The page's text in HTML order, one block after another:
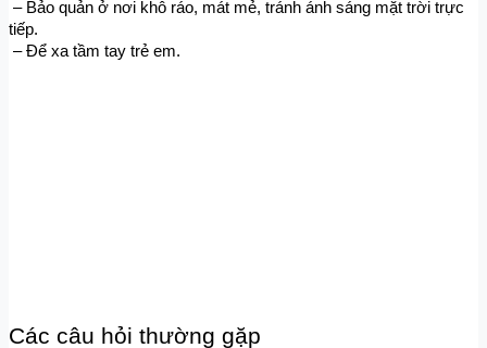
tiếp.
– Để xa tầm tay trẻ em.
Các câu hỏi thường gặp